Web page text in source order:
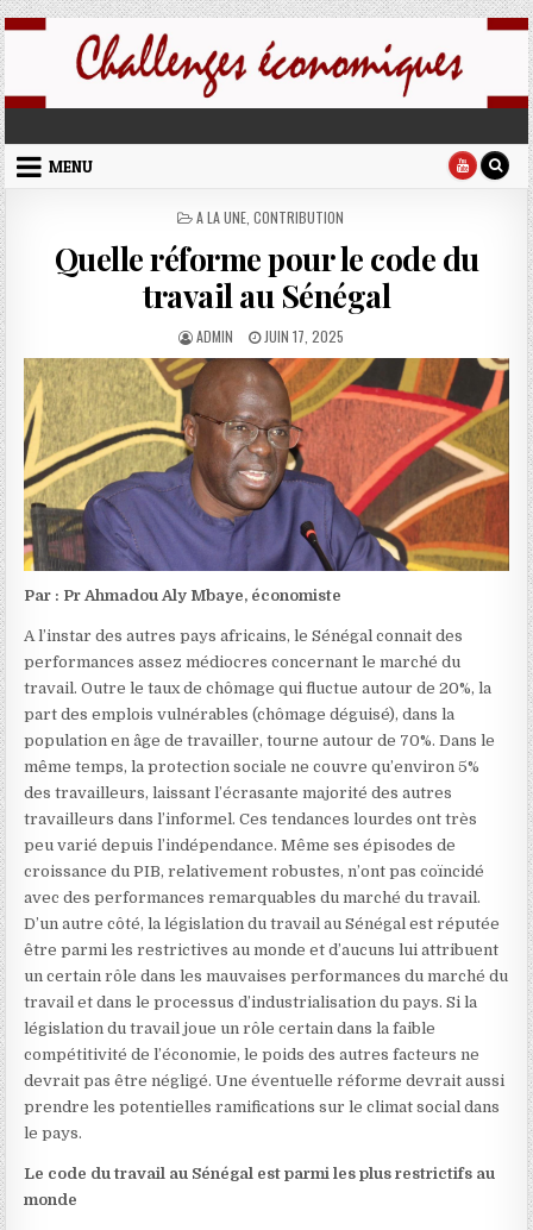
Skip to content
challenges economiques
MENU
POSTED IN
A LA UNE CONTRIBUTION
Quelle réforme pour le code du
travail au Sénégal
AUTHOR:
ADMIN PUBLISHED DATE:
JUIN 17, 2025
Par : Pr Ahmadou Aly Mbaye, économiste
A l’instar des autres pays africains, le Sénégal connait des
performances assez médiocres concernant le marché du
travail. Outre le taux de chômage qui fluctue autour de 20%, la
part des emplois vulnérables (chômage déguisé), dans la
population en âge de travailler, tourne autour de 70%. Dans le
même temps, la protection sociale ne couvre qu’environ 5%
des travailleurs, laissant l’écrasante majorité des autres
travailleurs dans l’informel. Ces tendances lourdes ont très
peu varié depuis l’indépendance. Même ses épisodes de
croissance du PIB, relativement robustes, n’ont pas coïncidé
avec des performances remarquables du marché du travail.
D’un autre côté, la législation du travail au Sénégal est réputée
être parmi les restrictives au monde et d’aucuns lui attribuent
un certain rôle dans les mauvaises performances du marché du
travail et dans le processus d’industrialisation du pays. Si la
législation du travail joue un rôle certain dans la faible
compétitivité de l’économie, le poids des autres facteurs ne
devrait pas être négligé. Une éventuelle réforme devrait aussi
prendre les potentielles ramifications sur le climat social dans
le pays.
Le code du travail au Sénégal est parmi les plus restrictifs au
monde